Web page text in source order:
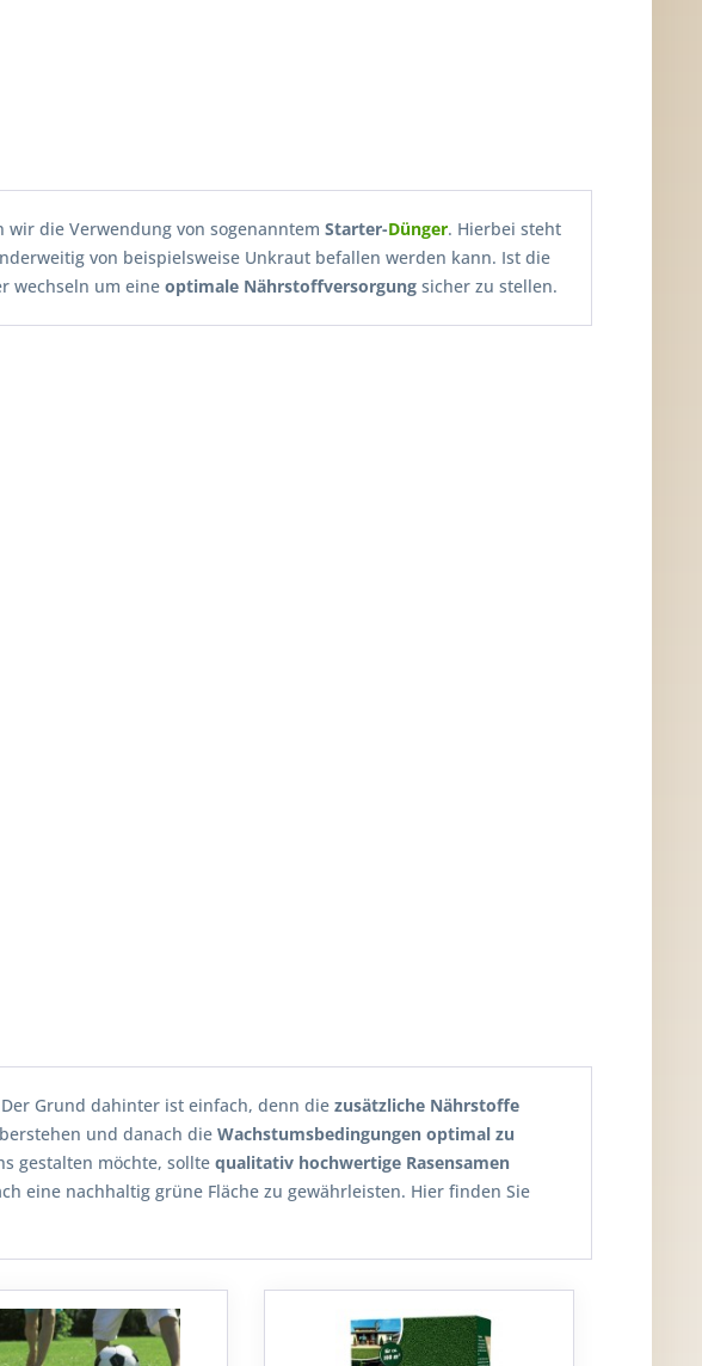
wir die Verwendung von sogenanntem Starter-Dünger. Hierbei steht
von beispielsweise Unkraut befallen werden kann. Ist die
wechseln um eine optimale Nährstoffversorgung sicher zu stellen.
Grund dahinter ist einfach, denn die zusätzliche Nährstoffe
und danach die Wachstumsbedingungen optimal zu
gestalten möchte, sollte qualitativ hochwertige Rasensamen
eine nachhaltig grüne Fläche zu gewährleisten. Hier finden Sie